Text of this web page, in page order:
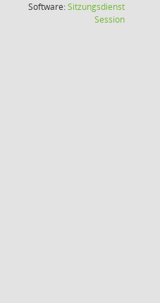
Software:Sitzungsdienst
Session(Wird in